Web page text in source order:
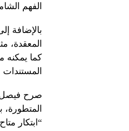
الفهم
المعقدة،
المستندات
صرح فيصل
المتطورة،
“ابتكار